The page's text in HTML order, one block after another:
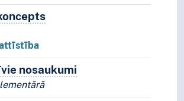
Plašāks koncepts
attīstība
nosaukumi